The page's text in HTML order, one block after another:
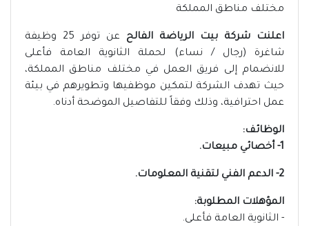
مختلف مناطق المملكة
اعلنت شركة بيت الرياضة الفالح
عن توفر 25 وظيفة
شاغرة (رجال / نساء) لحملة الثانوية العامة فأعلى
للانضمام إلى فريق العمل في مختلف مناطق المملكة،
حيث تهدف الشركة لتمكين موظفيها وتطويرهم في بيئة
عمل احترافية، وذلك وفقاً للتفاصيل الموضحة أدناه.
الوظائف:
1- أخصائي مبيعات.
2- الدعم الفني لتقنية المعلومات.
المؤهلات المطلوبة:
- الثانوية العامة فأعلى.